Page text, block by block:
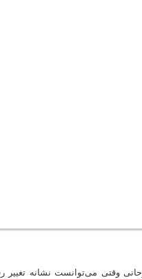
وقتی می‌توانست نشانه